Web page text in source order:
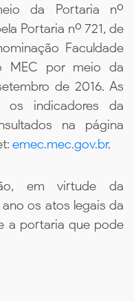
da Portaria nº
Portaria nº 721, de
Faculdade
MEC por meio da
de 2016. As
os indicadores da
na página
emec.mec.gov.br.
em virtude da
os atos legais da
a portaria que pode